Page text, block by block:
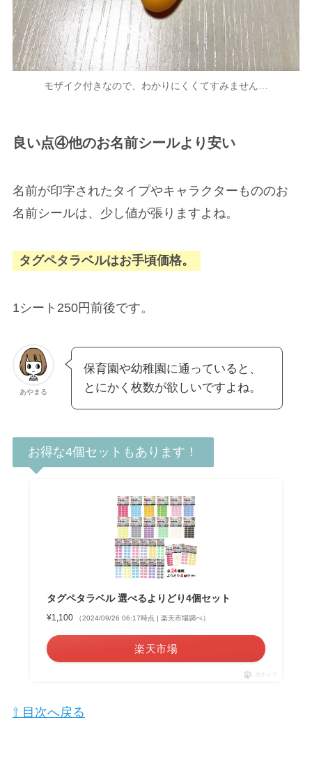
モザイク付きなので、わかりにくくてすみません…
良い点④他のお名前シールより安い
名前が印字されたタイプやキャラクターもののお
名前シールは、少し値が張りますよね。
タグペタラベルはお手頃価格。
1シート250円前後です。
あやまる
保育園や幼稚園に通っていると、
とにかく枚数が欲しいですよね。
お得な4個セットもあります！
タグペタラベル 選べるよりどり4個セット
¥1,100 （2024/09/26 06:17時点 | 楽天市場調べ）
楽天市場
ポチップ
⇧ 目次へ戻る